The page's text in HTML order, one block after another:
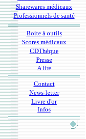
Sharewares médicaux
Professionnels de santé
Boite à outils
Scores médicaux
CDThèque
Presse
A lire
Contact
News-letter
Livre d'or
Infos